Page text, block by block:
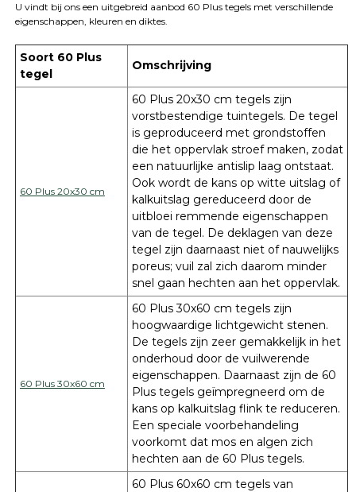
U vindt bij ons een uitgebreid aanbod 60 Plus tegels met verschillende
eigenschappen, kleuren en diktes.
Soort 60 Plus
tegel
Omschrijving
60 Plus 20x30 cm
60 Plus 20x30 cm tegels zijn
vorstbestendige tuintegels. De tegel
is geproduceerd met grondstoffen
die het oppervlak stroef maken, zodat
een natuurlijke antislip laag ontstaat.
Ook wordt de kans op witte uitslag of
kalkuitslag gereduceerd door de
uitbloei remmende eigenschappen
van de tegel. De deklagen van deze
tegel zijn daarnaast niet of nauwelijks
poreus; vuil zal zich daarom minder
snel gaan hechten aan het oppervlak.
60 Plus 30x60 cm
60 Plus 30x60 cm tegels zijn
hoogwaardige lichtgewicht stenen.
De tegels zijn zeer gemakkelijk in het
onderhoud door de vuilwerende
eigenschappen. Daarnaast zijn de 60
Plus tegels geïmpregneerd om de
kans op kalkuitslag flink te reduceren.
Een speciale voorbehandeling
voorkomt dat mos en algen zich
hechten aan de 60 Plus tegels.
60 Plus 60x60 cm tegels van